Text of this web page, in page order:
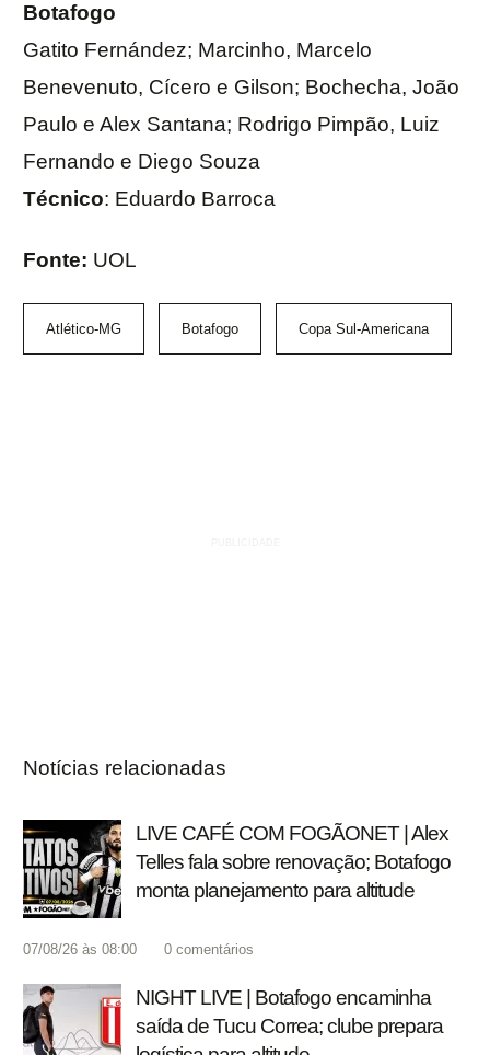
Botafogo
Gatito Fernández; Marcinho, Marcelo
Benevenuto, Cícero e Gilson; Bochecha, João
Paulo e Alex Santana; Rodrigo Pimpão, Luiz
Fernando e Diego Souza
Técnico: Eduardo Barroca
Fonte: UOL
Atlético-MG Botafogo Copa Sul-Americana
Notícias relacionadas
LIVE CAFÉ COM FOGÃONET | Alex
Telles fala sobre renovação; Botafogo
monta planejamento para altitude
07/08/26 às 08:00 0 comentários
NIGHT LIVE | Botafogo encaminha
saída de Tucu Correa; clube prepara